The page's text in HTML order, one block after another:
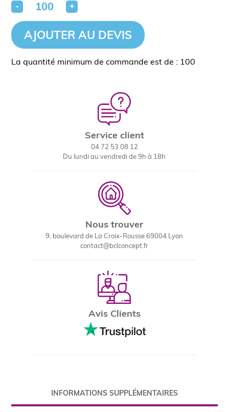
- +
AJOUTER AU DEVIS
La quantité minimum de commande est de : 100
Service client
04 72 53 08 12
Du lundi au vendredi de 9h à 18h
Nous trouver
9, boulevard de La Croix-Rousse 69004 Lyon
contact@bclconcept.fr
Avis Clients
INFORMATIONS SUPPLÉMENTAIRES